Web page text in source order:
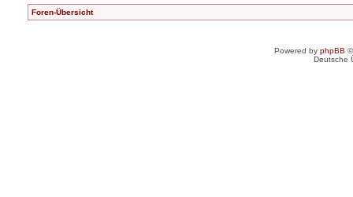
Foren-Übersicht
Powered by phpBB
Deutsche